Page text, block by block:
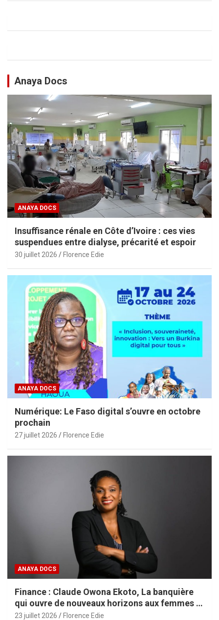
Anaya Docs
ANAYA DOCS
Insuffisance rénale en Côte d’Ivoire : ces vies
suspendues entre dialyse, précarité et espoir
30 juillet 2026 Florence Edie
ANAYA DOCS
Numérique: Le Faso digital s’ouvre en octobre
prochain
27 juillet 2026 Florence Edie
ANAYA DOCS
Finance : Claude Owona Ekoto, La banquière
qui ouvre de nouveaux horizons aux femmes et
aux PME africaines
23 juillet 2026 Florence Edie